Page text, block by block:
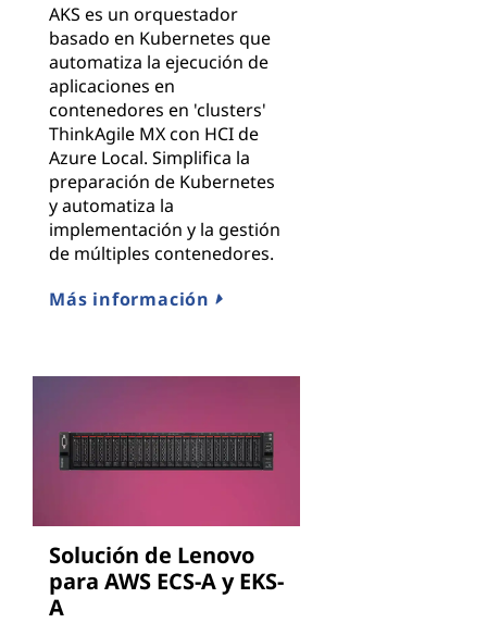
AKS es un orquestador
basado en Kubernetes que
automatiza la ejecución de
aplicaciones en
contenedores en 'clusters'
ThinkAgile MX con HCI de
Azure Local. Simplifica la
preparación de Kubernetes
y automatiza la
implementación y la gestión
de múltiples contenedores.
Más información
Solución de Lenovo
para AWS ECS-A y EKS-
A